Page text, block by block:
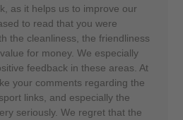
as it helps us to improve our
to read that you were
the cleanliness, the friendliness
for money. We especially
feedback in these areas. At
your comments regarding the
links, and especially the
seriously. We regret that the